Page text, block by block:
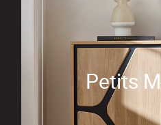
Petits